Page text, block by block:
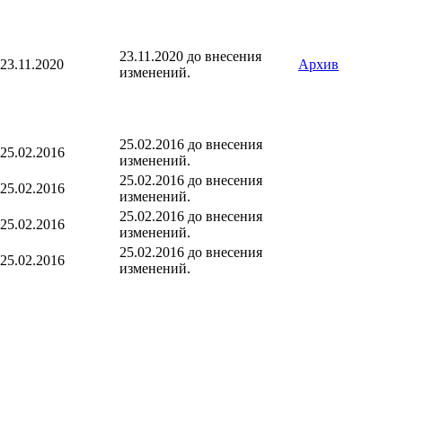
23.11.2020
23.11.2020 до внесения
изменений.
Архив
25.02.2016
25.02.2016 до внесения
изменений.
25.02.2016
25.02.2016 до внесения
изменений.
25.02.2016
25.02.2016 до внесения
изменений.
25.02.2016
25.02.2016 до внесения
изменений.